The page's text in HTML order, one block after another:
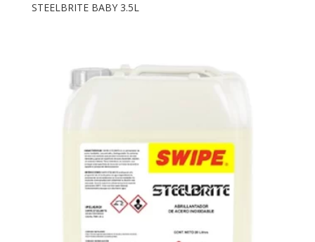
STEELBRITE BABY 3.5L